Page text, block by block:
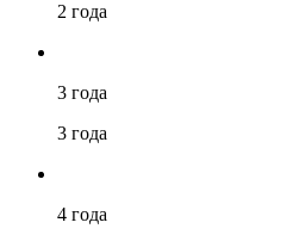
2 года
3 года
3 года
4 года